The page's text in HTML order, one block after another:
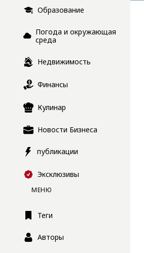
Образование
Погода и окружающая
среда
Недвижимость
Финансы
Кулинар
Новости Бизнеса
публикации
Эксклюзивы
МЕНЮ
Теги
Авторы